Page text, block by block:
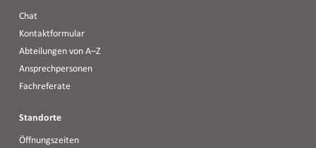
Chat
Kontaktformular
Abteilungen von A–Z
Ansprechpersonen
Fachreferate
Standorte
Öffnungszeiten